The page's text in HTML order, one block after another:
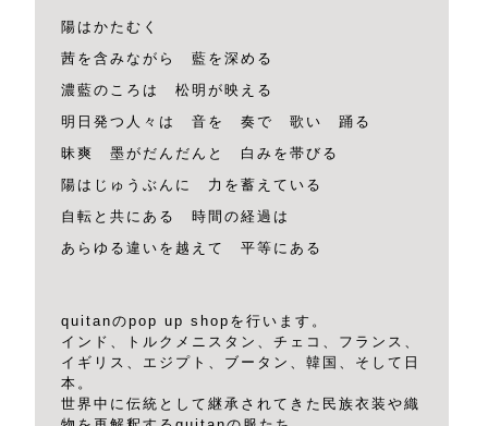
陽はかたむく
茜を含みながら 藍を深める
濃藍のころは 松明が映える
明日発つ人々は 音を 奏で 歌い 踊る
昧爽 墨がだんだんと 白みを帯びる
陽はじゅうぶんに 力を蓄えている
自転と共にある 時間の経過は
あらゆる違いを越えて 平等にある
quitanのpop up shopを行います。
インド、トルクメニスタン、チェコ、フランス、
イギリス、エジプト、ブータン、韓国、そして日
本。
世界中に伝統として継承されてきた民族衣装や織